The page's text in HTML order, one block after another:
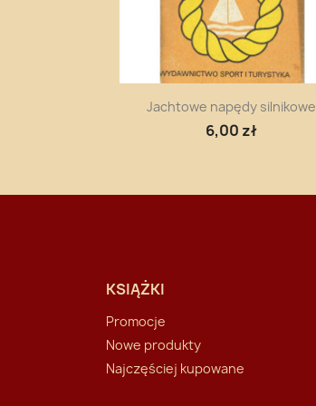
Szybki podgląd
Jachtowe napędy silnikowe
6,00 zł
KSIĄŻKI
Promocje
Nowe produkty
Najczęściej kupowane